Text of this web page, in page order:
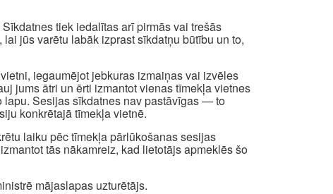
tiek iedalītas arī pirmās vai trešās
jūs varētu labāk izprast sīkdatņu būtību un to,
iegaumējot jebkuras izmaiņas vai izvēles
jums ātri un ērti izmantot vienas tīmekļa vietnes
lapu. Sesijas sīkdatnes nav pastāvīgas — to
konkrētajā tīmekļa vietnē.
laiku pēc tīmekļa pārlūkošanas sesijas
tās nākamreiz, kad lietotājs apmeklēs šo
mājaslapas uzturētājs.